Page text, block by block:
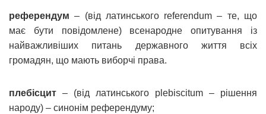
референдум – (від латинського referendum – те, що
має бути повідомлене) всенародне опитування із
найважливіших питань державного життя всіх
громадян, що мають виборчі права.
плебісцит – (від латинського plebiscitum – рішення
народу) – синонім референдуму;